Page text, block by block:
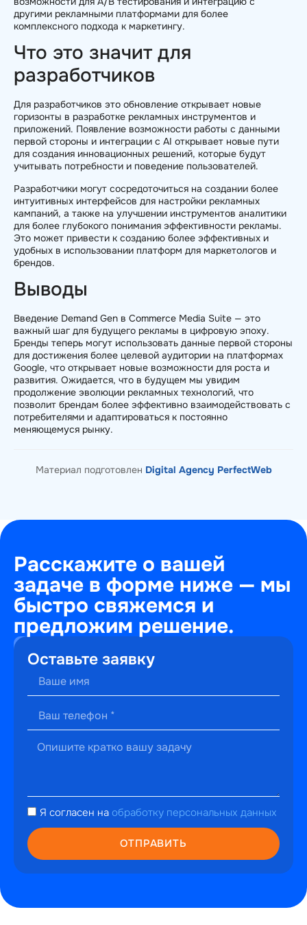
другими рекламными платформами для более
комплексного подхода к маркетингу.
Что это значит для
разработчиков
Для разработчиков это обновление открывает новые
горизонты в разработке рекламных инструментов и
приложений. Появление возможности работы с данными
первой стороны и интеграции с AI открывает новые пути
для создания инновационных решений, которые будут
учитывать потребности и поведение пользователей.
Разработчики могут сосредоточиться на создании более
интуитивных интерфейсов для настройки рекламных
кампаний, а также на улучшении инструментов аналитики
для более глубокого понимания эффективности рекламы.
Это может привести к созданию более эффективных и
удобных в использовании платформ для маркетологов и
брендов.
Выводы
Введение Demand Gen в Commerce Media Suite — это
важный шаг для будущего рекламы в цифровую эпоху.
Бренды теперь могут использовать данные первой стороны
для достижения более целевой аудитории на платформах
Google, что открывает новые возможности для роста и
развития. Ожидается, что в будущем мы увидим
продолжение эволюции рекламных технологий, что
позволит брендам более эффективно взаимодействовать с
потребителями и адаптироваться к постоянно
меняющемуся рынку.
Материал подготовлен Digital Agency PerfectWeb
Расскажите о вашей
задаче в форме ниже — мы
быстро свяжемся и
предложим решение.
(495)
241-
22-
59
ул.
hello@perfectweb.ru
WhatsApp
Telegram
Оставьте заявку
Я согласен на обработку персональных данных
ОТПРАВИТЬ